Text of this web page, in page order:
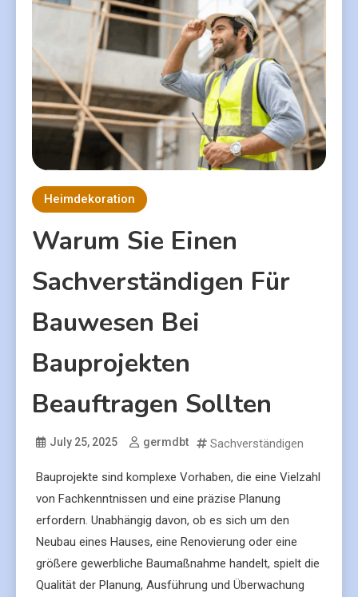
Heimdekoration
Warum Sie Einen
Sachverständigen Für
Bauwesen Bei
Bauprojekten
Beauftragen Sollten
July 25, 2025 germdbt Sachverständigen
Bauprojekte sind komplexe Vorhaben, die eine Vielzahl
von Fachkenntnissen und eine präzise Planung
erfordern. Unabhängig davon, ob es sich um den
Neubau eines Hauses, eine Renovierung oder eine
größere gewerbliche Baumaßnahme handelt, spielt die
Qualität der Planung, Ausführung und Überwachung